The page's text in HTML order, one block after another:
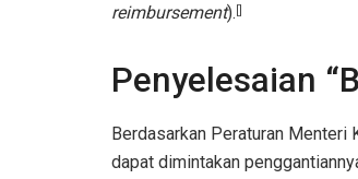
reimbursement).
Penyelesaian
Berdasarkan Peraturan
dapat dimintakan